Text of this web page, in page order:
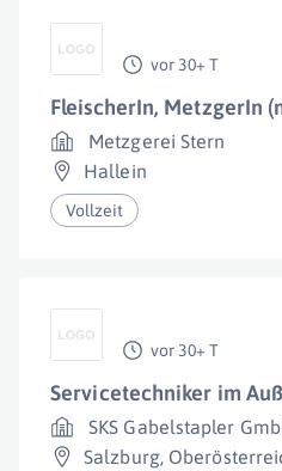
vor 30+ T
FleischerIn, MetzgerIn
Metzgerei Stern
Hallein
Vollzeit
vor 30+ T
Servicetechniker im
SKS Gabelstapler
Salzburg,